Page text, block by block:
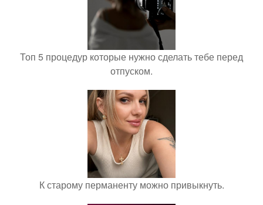
Топ 5 процедур которые нужно сделать тебе перед
отпуском.
К старому перманенту можно привыкнуть.